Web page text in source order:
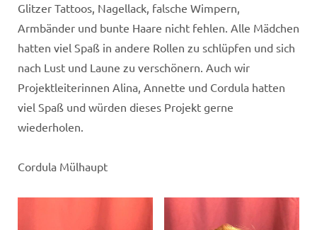
Glitzer Tattoos, Nagellack, falsche Wimpern,
Armbänder und bunte Haare nicht fehlen. Alle Mädchen
hatten viel Spaß in andere Rollen zu schlüpfen und sich
nach Lust und Laune zu verschönern. Auch wir
Projektleiterinnen Alina, Annette und Cordula hatten
viel Spaß und würden dieses Projekt gerne
wiederholen.
Cordula Mülhaupt